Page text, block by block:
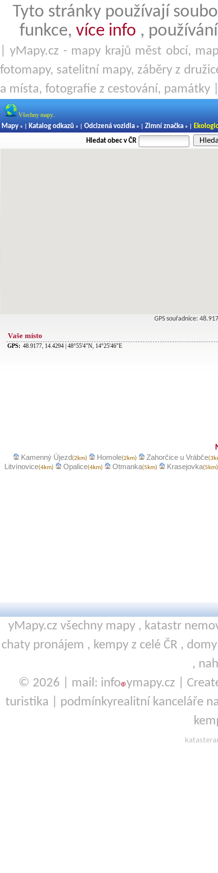
Tyto stránky používají
funkce, více info ,
| yMapy.cz - mapy krajů měst obcí,
fotomapy, satelitní mapy, záběry z
a místa, fotografie z cestování, památky
Všechny mapy..
Mapy » | Katalog odkazů » | Odcizená vozidla » | Zimní značka » |
Hledat obec v ČR
GPS souřadnice:
Vaše místo
GPS: 48.9177, 14.4294 | 48°55'4"N, 14°25'46"E
Kamenný Újezd(2km) Homole(2km) Zahorčice u Vrábče
Litvínovice(4km) Opalice(4km) Otmanka(5km) Krasejovka
yMapy.cz všechny mapy , katastr
chaty pronájem , kempyz celé ČR ,
,
© 2026 | mail: info ymapy.cz |
turistika
podmínkyrealitní kanceláře